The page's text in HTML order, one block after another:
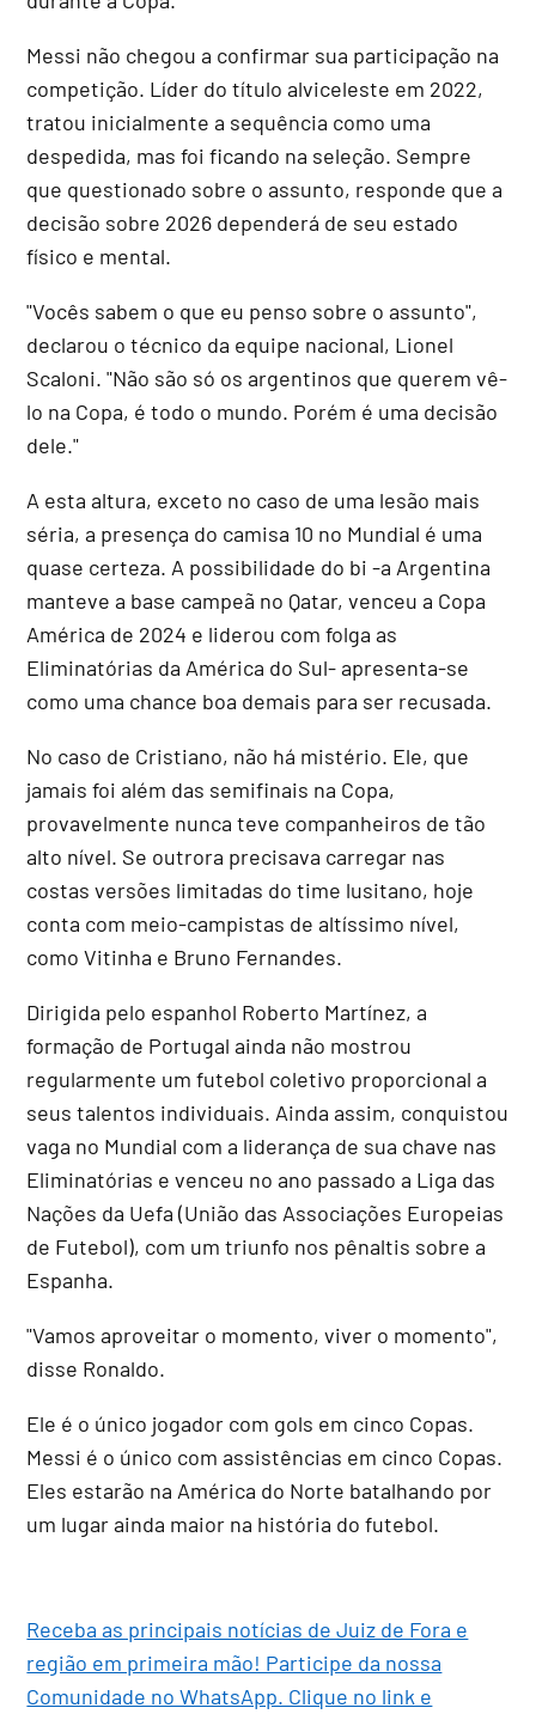
Messi não chegou a confirmar sua participação na
competição. Líder do título alviceleste em 2022,
tratou inicialmente a sequência como uma
despedida, mas foi ficando na seleção. Sempre
que questionado sobre o assunto, responde que a
decisão sobre 2026 dependerá de seu estado
físico e mental.
"Vocês sabem o que eu penso sobre o assunto",
declarou o técnico da equipe nacional, Lionel
Scaloni. "Não são só os argentinos que querem vê-
lo na Copa, é todo o mundo. Porém é uma decisão
dele."
A esta altura, exceto no caso de uma lesão mais
séria, a presença do camisa 10 no Mundial é uma
quase certeza. A possibilidade do bi -a Argentina
manteve a base campeã no Qatar, venceu a Copa
América de 2024 e liderou com folga as
Eliminatórias da América do Sul- apresenta-se
como uma chance boa demais para ser recusada.
No caso de Cristiano, não há mistério. Ele, que
jamais foi além das semifinais na Copa,
provavelmente nunca teve companheiros de tão
alto nível. Se outrora precisava carregar nas
costas versões limitadas do time lusitano, hoje
conta com meio-campistas de altíssimo nível,
como Vitinha e Bruno Fernandes.
Dirigida pelo espanhol Roberto Martínez, a
formação de Portugal ainda não mostrou
regularmente um futebol coletivo proporcional a
seus talentos individuais. Ainda assim, conquistou
vaga no Mundial com a liderança de sua chave nas
Eliminatórias e venceu no ano passado a Liga das
Nações da Uefa (União das Associações Europeias
de Futebol), com um triunfo nos pênaltis sobre a
Espanha.
"Vamos aproveitar o momento, viver o momento",
disse Ronaldo.
Ele é o único jogador com gols em cinco Copas.
Messi é o único com assistências em cinco Copas.
Eles estarão na América do Norte batalhando por
um lugar ainda maior na história do futebol.
Receba as principais notícias de Juiz de Fora e
região em primeira mão! Participe da nossa
Comunidade no WhatsApp. Clique no link e